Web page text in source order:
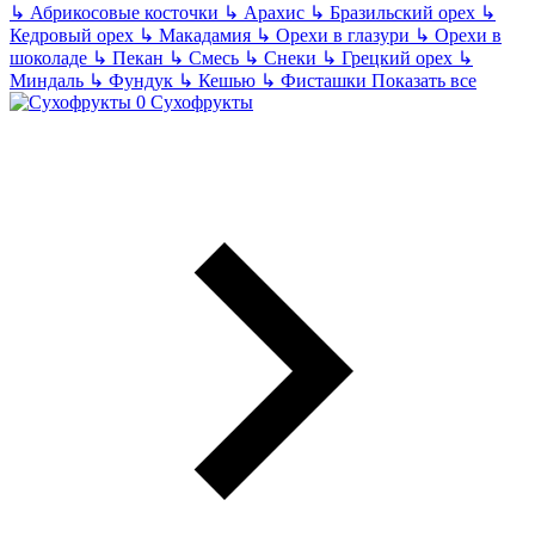
↳ Абрикосовые косточки ↳ Арахис ↳ Бразильский орех ↳
Кедровый орех ↳ Макадамия ↳ Орехи в глазури ↳ Орехи в
шоколаде ↳ Пекан ↳ Смесь ↳ Снеки ↳ Грецкий орех ↳
Миндаль ↳ Фундук ↳ Кешью ↳ Фисташки Показать все
Сухофрукты